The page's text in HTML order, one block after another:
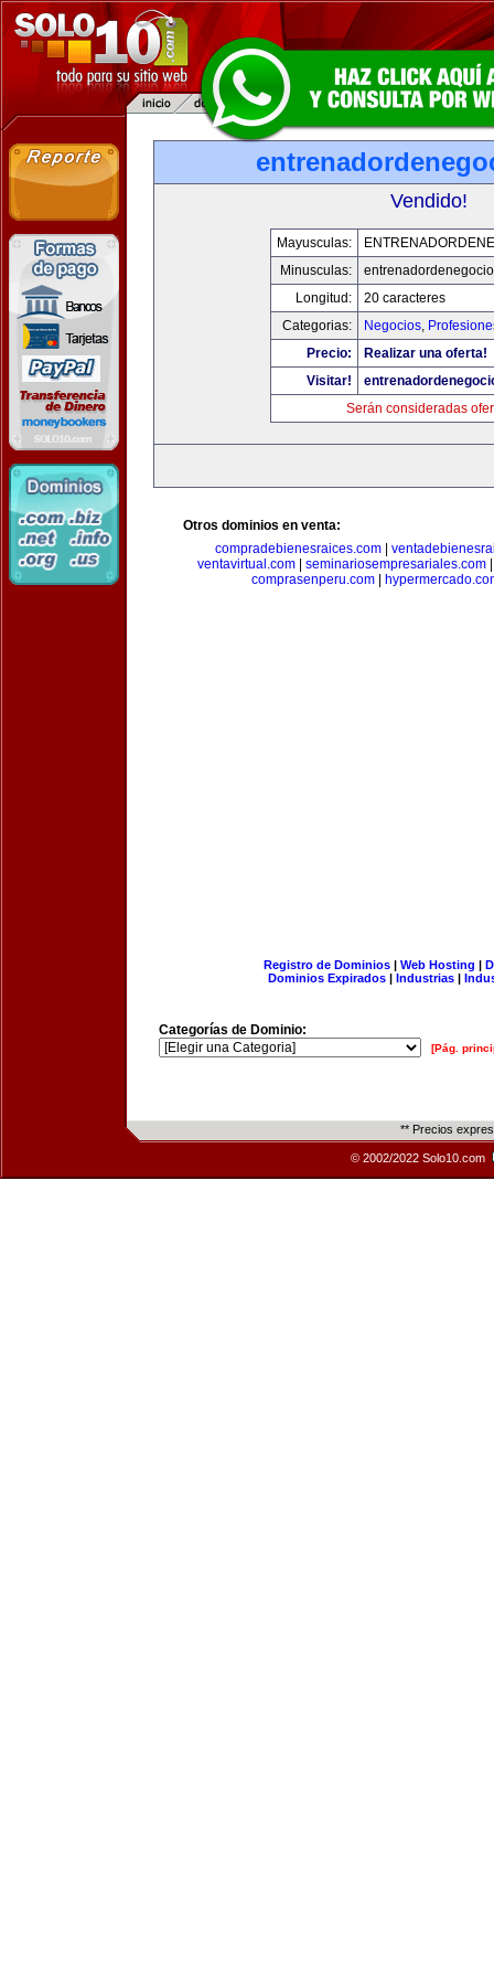
Vendido!
Mayusculas:
Minusculas:
Longitud:
20 caracteres
Categorias:
Negocios,
Precio:
Realizar una oferta!
Visitar!
Serán consideradas
Otros dominios en venta:
compradebienesraices.com
ventavirtual.com
seminariosempresariales.com
comprasenperu.com|
Registro de Dominios| Web Hosting |
Dominios Expirados | Industrias |
Categorías de Dominio:
[Pág.
** Precios
© 2002/2022 Solo10.com